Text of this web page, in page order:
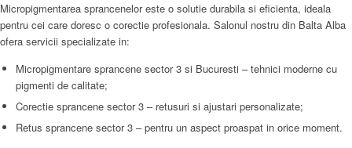
Micropigmentarea sprancenelor este o solutie durabila si eficienta, ideala
pentru cei care doresc o corectie profesionala. Salonul nostru din Balta Alba
ofera servicii specializate in:
Micropigmentare sprancene sector 3 si Bucuresti – tehnici moderne cu
pigmenti de calitate;
Corectie sprancene sector 3 – retusuri si ajustari personalizate;
Retus sprancene sector 3 – pentru un aspect proaspat in orice moment.